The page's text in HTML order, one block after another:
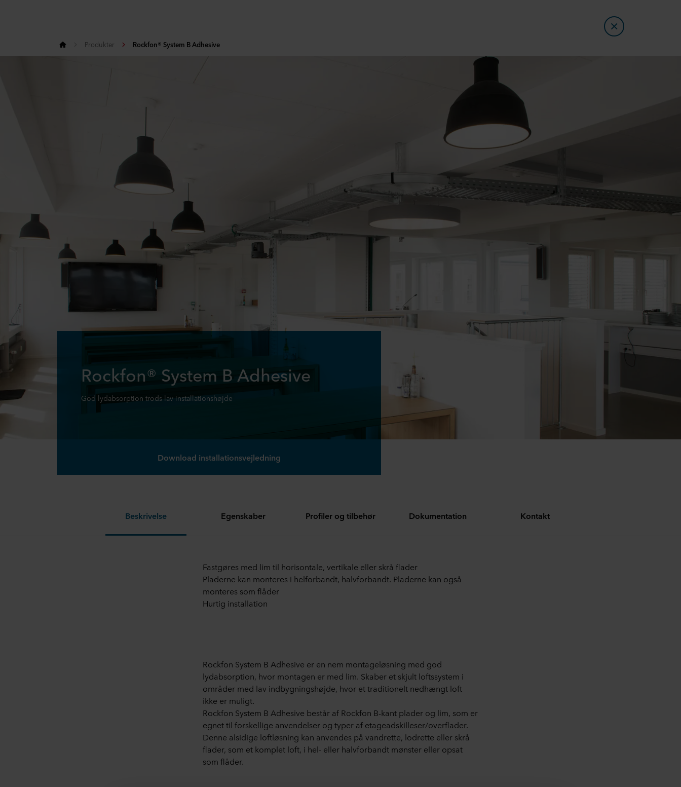
Produkter Rockfon® System B Adhesive
Rockfon® System B Adhesive
God lydabsorption trods lav installationshøjde
Download installationsvejledning
Beskrivelse Egenskaber Profiler og tilbehør Dokumentation Kontakt
Fastgøres med lim til horisontale, vertikale eller skrå flader
Pladerne kan monteres i helforbandt, halvforbandt. Pladerne kan også
monteres som flåder
Hurtig installation
Rockfon System B Adhesive er en nem montageløsning med god
lydabsorption, hvor montagen er med lim. Skaber et skjult loftssystem i
områder med lav indbygningshøjde, hvor et traditionelt nedhængt loft
ikke er muligt.
Rockfon System B Adhesive består af Rockfon B-kant plader og lim, som er
egnet til forskellige anvendelser og typer af etageadskilleser/overflader.
Denne alsidige loftløsning kan anvendes på vandrette, lodrette eller skrå
flader, som et komplet loft, i hel- eller halvforbandt mønster eller opsat
som flåder.